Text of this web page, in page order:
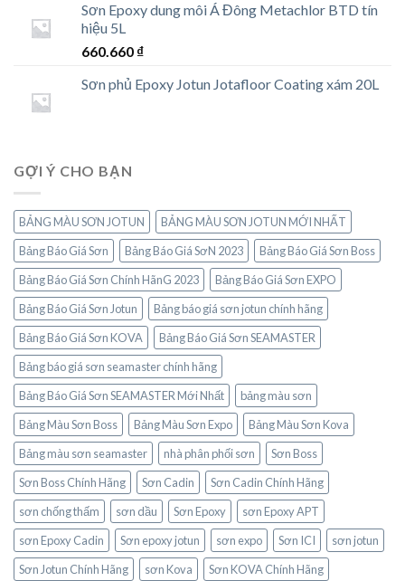
Sơn Epoxy dung môi Á Đông Metachlor BTD tín
hiệu 5L
660.660 ₫
Sơn phủ Epoxy Jotun Jotafloor Coating xám 20L
GỢI Ý CHO BẠN
BẢNG MÀU SƠN JOTUN
BẢNG MÀU SƠN JOTUN MỚI NHẤT
Bảng Báo Giá Sơn
Bảng Báo Giá SơN 2023
Bảng Báo Giá Sơn Boss
Bảng Báo Giá Sơn Chính HãnG 2023
Bảng Báo Giá Sơn EXPO
Bảng Báo Giá Sơn Jotun
Bảng báo giá sơn jotun chính hãng
Bảng Báo Giá Sơn KOVA
Bảng Báo Giá Sơn SEAMASTER
Bảng báo giá sơn seamaster chính hãng
Bảng Báo Giá Sơn SEAMASTER Mới Nhất
bảng màu sơn
Bảng Màu Sơn Boss
Bảng Màu Sơn Expo
Bảng Màu Sơn Kova
Bảng màu sơn seamaster
nhà phân phối sơn
Sơn Boss
Sơn Boss Chính Hãng
Sơn Cadin
Sơn Cadin Chính Hãng
sơn chống thấm
sơn dầu Sơn Epoxy
sơn Epoxy APT
sơn Epoxy Cadin
Sơn epoxy jotun sơn expo Sơn ICI
sơn jotun
Sơn Jotun Chính Hãng
sơn Kova
Sơn KOVA Chính Hãng